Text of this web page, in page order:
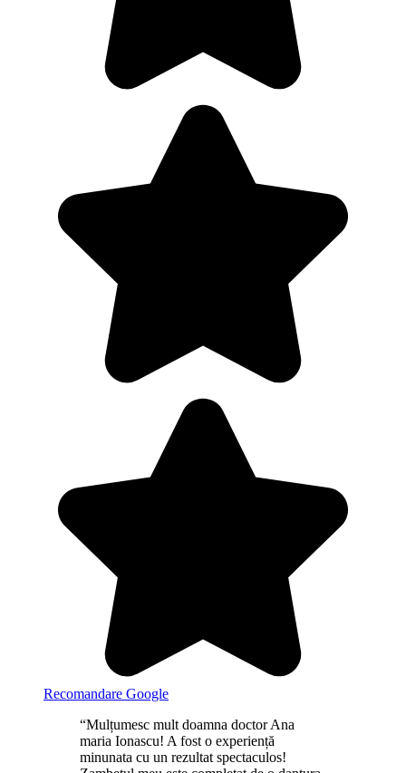
Recomandare Google
“Mulțumesc mult doamna doctor Ana
maria Ionascu! A fost o experiență
minunata cu un rezultat spectaculos!